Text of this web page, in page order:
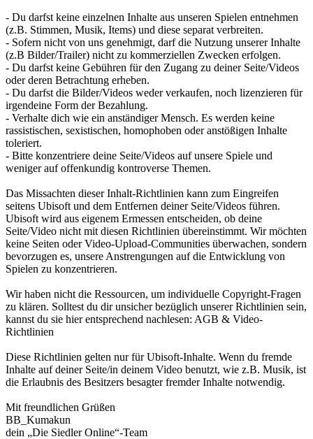
- Du darfst keine einzelnen Inhalte aus unseren Spielen entnehmen
(z.B. Stimmen, Musik, Items) und diese separat verbreiten.
- Sofern nicht von uns genehmigt, darf die Nutzung unserer Inhalte
(z.B Bilder/Trailer) nicht zu kommerziellen Zwecken erfolgen.
- Du darfst keine Gebühren für den Zugang zu deiner Seite/Videos
oder deren Betrachtung erheben.
- Du darfst die Bilder/Videos weder verkaufen, noch lizenzieren für
irgendeine Form der Bezahlung.
- Verhalte dich wie ein anständiger Mensch. Es werden keine
rassistischen, sexistischen, homophoben oder anstößigen Inhalte
toleriert.
- Bitte konzentriere deine Seite/Videos auf unsere Spiele und
weniger auf offenkundig kontroverse Themen.
Das Missachten dieser Inhalt-Richtlinien kann zum Eingreifen
seitens Ubisoft und dem Entfernen deiner Seite/Videos führen.
Ubisoft wird aus eigenem Ermessen entscheiden, ob deine
Seite/Video nicht mit diesen Richtlinien übereinstimmt. Wir möchten
keine Seiten oder Video-Upload-Communities überwachen, sondern
bevorzugen es, unsere Anstrengungen auf die Entwicklung von
Spielen zu konzentrieren.
Wir haben nicht die Ressourcen, um individuelle Copyright-Fragen
zu klären. Solltest du dir unsicher bezüglich unserer Richtlinien sein,
kannst du sie hier entsprechend nachlesen: AGB & Video-
Richtlinien
Diese Richtlinien gelten nur für Ubisoft-Inhalte. Wenn du fremde
Inhalte auf deiner Seite/in deinem Video benutzt, wie z.B. Musik, ist
die Erlaubnis des Besitzers besagter fremder Inhalte notwendig.
Mit freundlichen Grüßen
BB_Kumakun
dein „Die Siedler Online“-Team